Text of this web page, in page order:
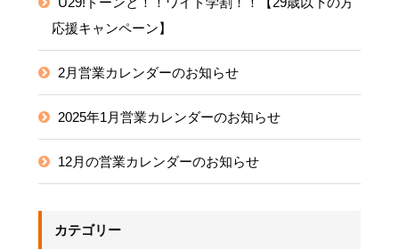
応援キャンペーン】
2月営業カレンダーのお知らせ
2025年1月営業カレンダーのお知らせ
12月の営業カレンダーのお知らせ
カテゴリー